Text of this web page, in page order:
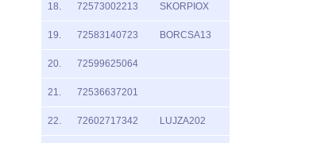
18. 72573002213 SKORPIOX
19. 72583140723 BORCSA13
20. 72599625064
21. 72536637201
22. 72602717342 LUJZA202